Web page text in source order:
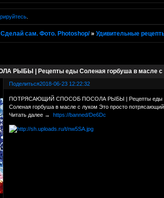
.
сам. Фото. Photoshop/ »Удивительные
РЫБЫ | Рецепты еды Соленая горбуша в масле с
Поделиться2018-06-23 12:22:32
ПОТРЯСАЮЩИЙ СПОСОБ ПОСОЛА РЫБЫ | Рецепты еды
Соленая горбуша в масле с луком Это просто
Читать далее →https://banned/De6Dc